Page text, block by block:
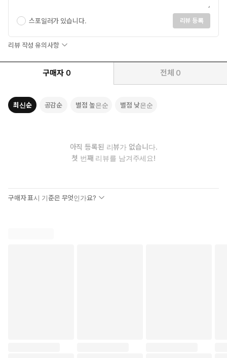
스포일러가 있습니다. 리뷰 등록
리뷰 작성 유의사항
구매자 0 전체 0
최신순 공감순 별점 높은순 별점 낮은순
아직 등록된 리뷰가 없습니다.
첫 번째 리뷰를 남겨주세요!
구매자 표시 기준은 무엇인가요?